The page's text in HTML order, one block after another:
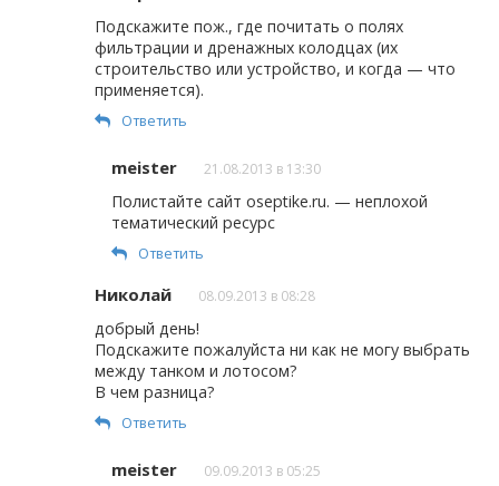
Подскажите пож., где почитать о полях
фильтрации и дренажных колодцах (их
строительство или устройство, и когда — что
применяется).
Ответить
meister 21.08.2013 в 13:30
Полистайте сайт oseptike.ru. — неплохой
тематический ресурс
Ответить
Николай 08.09.2013 в 08:28
добрый день!
Подскажите пожалуйста ни как не могу выбрать
между танком и лотосом?
В чем разница?
Ответить
meister 09.09.2013 в 05:25